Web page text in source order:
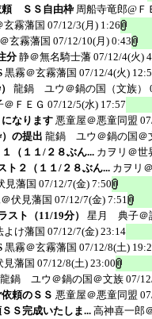
頼 ＳＳ自由枠 周船寺竜郎@Ｆ
玄霧藩国 07/12/3(月) 1:26
玄霧藩国 07/12/10(月) 0:43
分静＠無名騎士藩 07/12/4(火)
黒霧＠玄霧藩国 07/12/4(火)
龍鍋 ユウ＠鍋の国（文族）
＠ＦＥＧ 07/12/5(水) 17:57
なります 悪童屋＠悪童同盟
の提出 龍鍋 ユウ＠鍋の国＠
（１１/２８ぶん... カヲリ＠世
ト２（１１/２８ぶん... カヲリ
見藩国 07/12/7(金) 7:50
伏見藩国 07/12/7(金) 7:51
スト（11/19分）
星月 典子＠
よけ藩国 07/12/7(金) 23:14
黒霧＠玄霧藩国 07/12/8(土)
見藩国 07/12/8(土) 23:00
龍鍋 ユウ＠鍋の国＠文族 07/
頼のＳＳ 悪童屋＠悪童同盟
Ｓ完成いたしま... 高神喜一郎